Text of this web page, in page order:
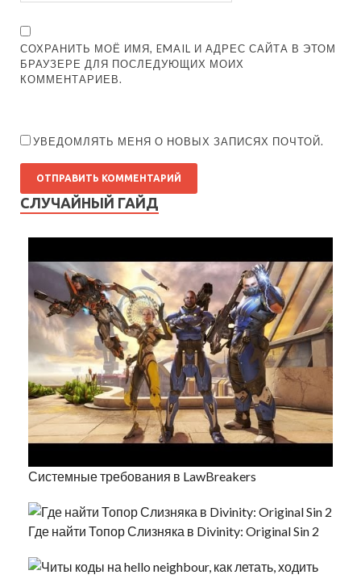
СОХРАНИТЬ МОЁ ИМЯ, EMAIL И АДРЕС САЙТА В ЭТОМ
БРАУЗЕРЕ ДЛЯ ПОСЛЕДУЮЩИХ МОИХ
КОММЕНТАРИЕВ.
УВЕДОМЛЯТЬ МЕНЯ О НОВЫХ ЗАПИСЯХ ПОЧТОЙ.
СЛУЧАЙНЫЙ ГАЙД
Системные требования в LawBreakers
Где найти Топор Слизняка в Divinity: Original Sin 2